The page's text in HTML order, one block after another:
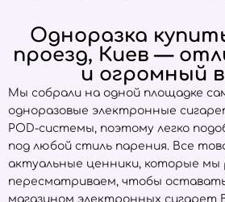
Одноразка
проезд, Киев —
и огромный
Мы собрали на одной площадке
одноразовые электронные
POD-системы, поэтому легко
под любой стиль парения. Все
актуальные ценники, которые мы
пересматриваем, чтобы
магазином электронных сигарет